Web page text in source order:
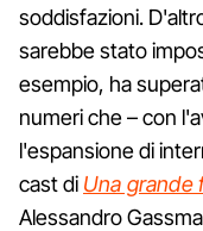
soddisfazioni.
sarebbe stato
esempio, ha
numeri che – con
l'espansione di
cast di Una grande
Alessandro